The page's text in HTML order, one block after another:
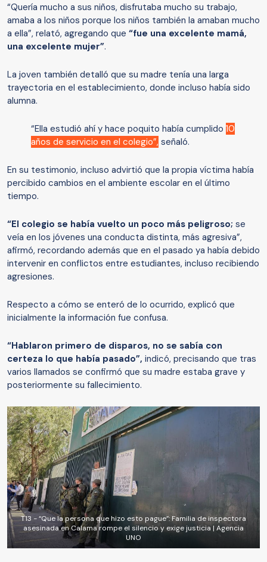
“Quería mucho a sus niños, disfrutaba mucho su trabajo,
amaba a los niños porque los niños también la amaban mucho
a ella”, relató, agregando que “fue una excelente mamá,
una excelente mujer”.
La joven también detalló que su madre tenía una larga
trayectoria en el establecimiento, donde incluso había sido
alumna.
“Ella estudió ahí y hace poquito había cumplido 10
años de servicio en el colegio”, señaló.
En su testimonio, incluso advirtió que la propia víctima había
percibido cambios en el ambiente escolar en el último
tiempo.
“El colegio se había vuelto un poco más peligroso; se
veía en los jóvenes una conducta distinta, más agresiva”,
afirmó, recordando además que en el pasado ya había debido
intervenir en conflictos entre estudiantes, incluso recibiendo
agresiones.
Respecto a cómo se enteró de lo ocurrido, explicó que
inicialmente la información fue confusa.
“Hablaron primero de disparos, no se sabía con
certeza lo que había pasado”, indicó, precisando que tras
varios llamados se confirmó que su madre estaba grave y
posteriormente su fallecimiento.
T13 - “Que la persona que hizo esto pague”: Familia de inspectora
asesinada en Calama rompe el silencio y exige justicia | Agencia
UNO